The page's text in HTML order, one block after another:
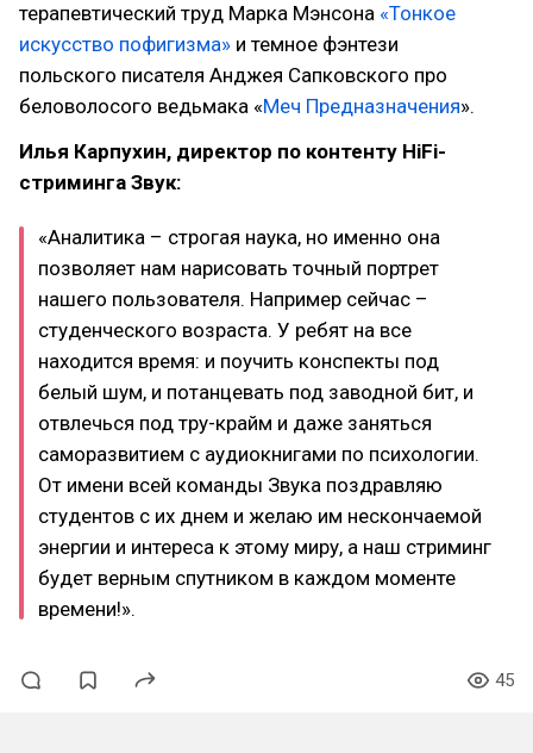
терапевтический труд Марка Мэнсона «Тонкое
искусство пофигизма» и темное фэнтези
польского писателя Анджея Сапковского про
беловолосого ведьмака «Меч Предназначения».
Илья Карпухин, директор по контенту HiFi-
стриминга Звук:
«Аналитика – строгая наука, но именно она
позволяет нам нарисовать точный портрет
нашего пользователя. Например сейчас –
студенческого возраста. У ребят на все
находится время: и поучить конспекты под
белый шум, и потанцевать под заводной бит, и
отвлечься под тру-крайм и даже заняться
саморазвитием с аудиокнигами по психологии.
От имени всей команды Звука поздравляю
студентов с их днем и желаю им нескончаемой
энергии и интереса к этому миру, а наш стриминг
будет верным спутником в каждом моменте
времени!».
45